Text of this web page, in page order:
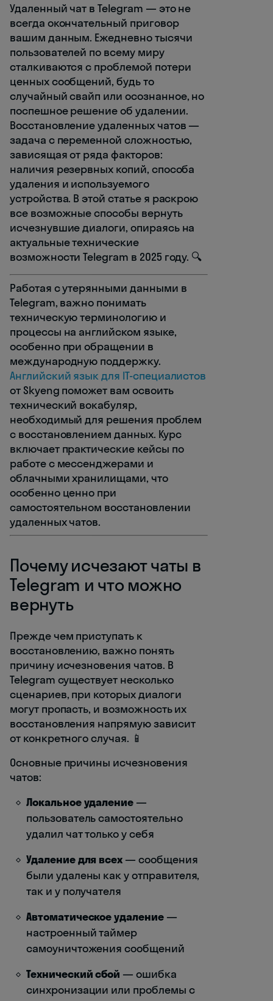
Удаленный чат в Telegram — это не
всегда окончательный приговор
вашим данным. Ежедневно тысячи
пользователей по всему миру
сталкиваются с проблемой потери
ценных сообщений, будь то
случайный свайп или осознанное, но
поспешное решение об удалении.
Восстановление удаленных чатов —
задача с переменной сложностью,
зависящая от ряда факторов:
наличия резервных копий, способа
удаления и используемого
устройства. В этой статье я раскрою
все возможные способы вернуть
исчезнувшие диалоги, опираясь на
актуальные технические
возможности Telegram в 2025 году. 🔍
Работая с утерянными данными в
Telegram, важно понимать
техническую терминологию и
процессы на английском языке,
особенно при обращении в
международную поддержку.
Английский язык для IT-специалистов
от Skyeng поможет вам освоить
технический вокабуляр,
необходимый для решения проблем
с восстановлением данных. Курс
включает практические кейсы по
работе с мессенджерами и
облачными хранилищами, что
особенно ценно при
самостоятельном восстановлении
удаленных чатов.
Почему исчезают чаты в
Telegram и что можно
вернуть
Прежде чем приступать к
восстановлению, важно понять
причину исчезновения чатов. В
Telegram существует несколько
сценариев, при которых диалоги
могут пропасть, и возможность их
восстановления напрямую зависит
от конкретного случая. 📱
Основные причины исчезновения
чатов:
Локальное удаление —
пользователь самостоятельно
удалил чат только у себя
Удаление для всех — сообщения
были удалены как у отправителя,
так и у получателя
Автоматическое удаление—
настроенный таймер
самоуничтожения сообщений
Технический сбой — ошибка
синхронизации или проблемы с